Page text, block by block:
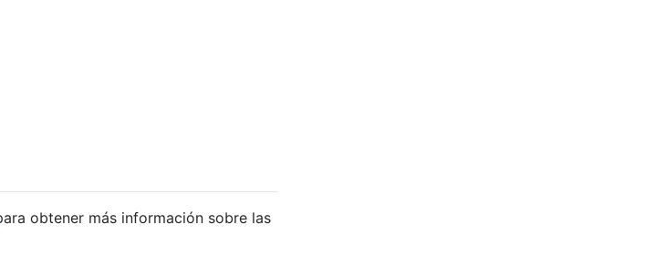
obtener más información sobre las